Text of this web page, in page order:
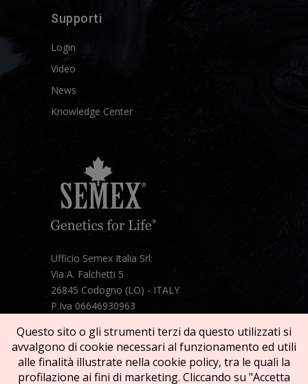
Supporti
Login
Video
News
Knowledge Center
Ufficio Semex Italia Srl:
Via A. Falchetti 5
26845 Codogno (LO) - ITALY
P.Iva 06646930963
Mail: semex@semexitalia.it
Guarda la mappa
Questo sito o gli strumenti terzi da questo utilizzati si
avvalgono di cookie necessari al funzionamento ed utili
alle finalità illustrate nella cookie policy, tra le quali la
profilazione ai fini di marketing. Cliccando su "Accetta